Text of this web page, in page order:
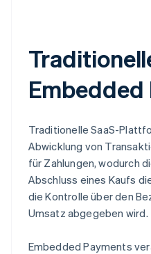
Embedded
Traditionelle SaaS-
Abwicklung von
für Zahlungen, wodurch
Abschluss eines Kaufs
die Kontrolle über den
Umsatz abgegeben wird.
Embedded Payments